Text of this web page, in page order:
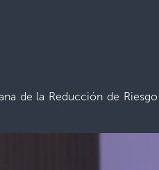
de la Reducción de